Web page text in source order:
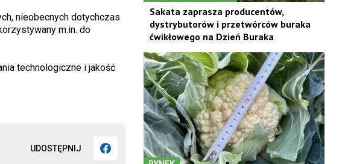
UDOSTĘPNIJ
nieobecnych dotychczas
m.in. do
technologiczne i jakość
Sakata zaprasza producentów,
dystrybutorów i przetwórców buraka
ćwikłowego na Dzień Buraka